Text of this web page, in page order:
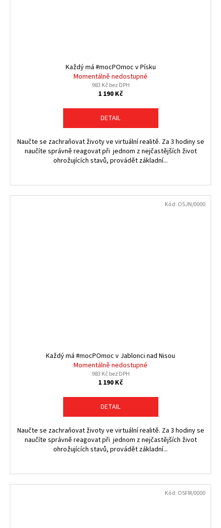
Každý má #mocPOmoc v Písku
Momentálně nedostupné
983 Kč bez DPH
1 190 Kč
DETAIL
Naučte se zachraňovat životy ve virtuální realitě. Za 3 hodiny se
naučíte správně reagovat při jednom z nejčastějších život
ohrožujících stavů, provádět základní...
Každý má #mocPOmoc v Jablonci nad Nisou
Momentálně nedostupné
983 Kč bez DPH
1 190 Kč
DETAIL
Naučte se zachraňovat životy ve virtuální realitě. Za 3 hodiny se
naučíte správně reagovat při jednom z nejčastějších život
ohrožujících stavů, provádět základní...
Kód: OSJN/0000
Kód: OSFM/0000